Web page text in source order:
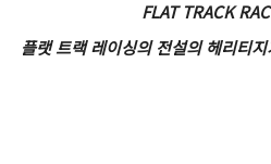
FLAT TRACK
플랫 트랙 레이싱의 전설의 헤리티